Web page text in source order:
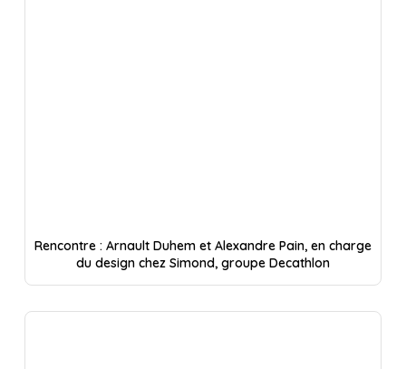
Rencontre : Arnault Duhem et Alexandre Pain, en charge
du design chez Simond, groupe Decathlon